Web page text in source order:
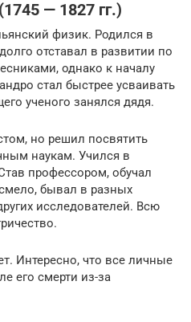
— 1827 гг.)
физик. Родился в
отставал в развитии по
однако к началу
стал быстрее усваивать
ученого занялся дядя.
но решил посвятить
наукам. Учился в
профессором, обучал
бывал в разных
исследователей. Всю
Интересно, что все личные
его смерти из-за